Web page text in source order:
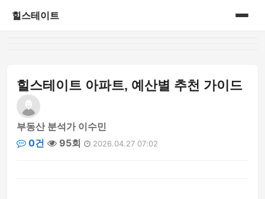
힐스테이트
힐스테이트 아파트, 예산별 추천 가이드
부동산 분석가 이수민
0건
95회 2026.04.27 07:02